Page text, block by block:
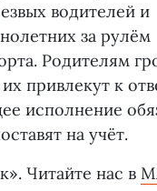
водителей и
за рулём
Родителям
привлекут к
исполнение
на учёт.
Читайте нас в